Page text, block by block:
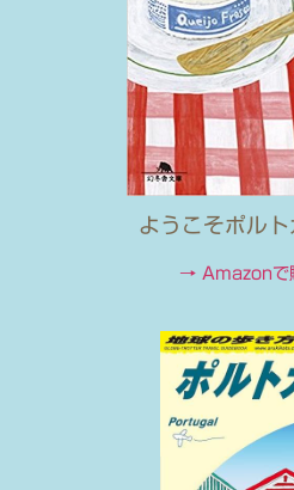
ようこそポル
→ Amazonで